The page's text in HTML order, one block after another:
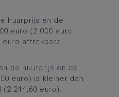
huurprijs en de
euro (2.000 euro
euro aftrekbare
de huurprijs en de
euro) is kleiner dan
euro).